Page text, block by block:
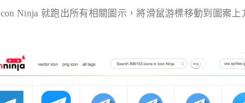
Ninja 就跑出所有相關圖示，將滑鼠游標移動到圖案上